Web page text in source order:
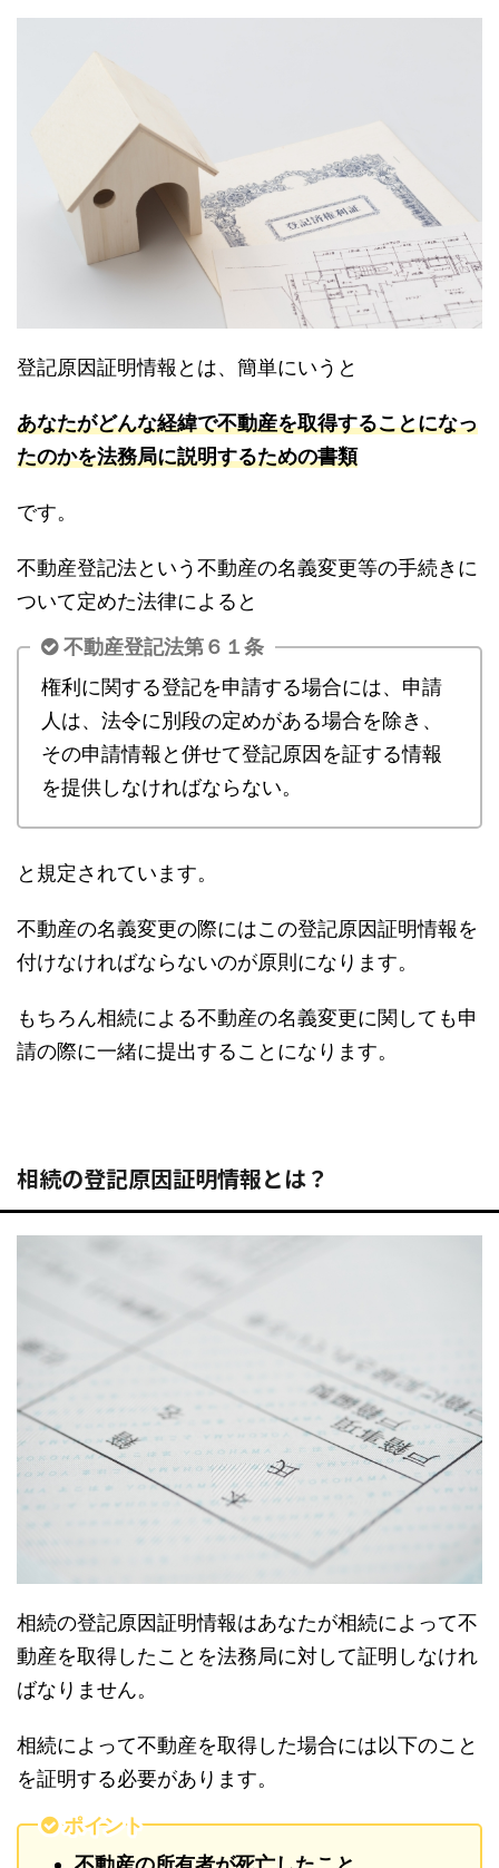
登記原因証明情報とは、簡単にいうと
あなたがどんな経緯で不動産を取得することになっ
たのかを法務局に説明するための書類
です。
不動産登記法という不動産の名義変更等の手続きに
ついて定めた法律によると
不動産登記法第６１条
権利に関する登記を申請する場合には、申請
人は、法令に別段の定めがある場合を除き、
その申請情報と併せて登記原因を証する情報
を提供しなければならない。
と規定されています。
不動産の名義変更の際にはこの登記原因証明情報を
付けなければならないのが原則になります。
もちろん相続による不動産の名義変更に関しても申
請の際に一緒に提出することになります。
相続の登記原因証明情報とは？
相続の登記原因証明情報はあなたが相続によって不
動産を取得したことを法務局に対して証明しなけれ
ばなりません。
相続によって不動産を取得した場合には以下のこと
を証明する必要があります。
ポイント